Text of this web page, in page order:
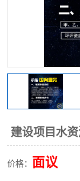
建设项目水
价格： 面议